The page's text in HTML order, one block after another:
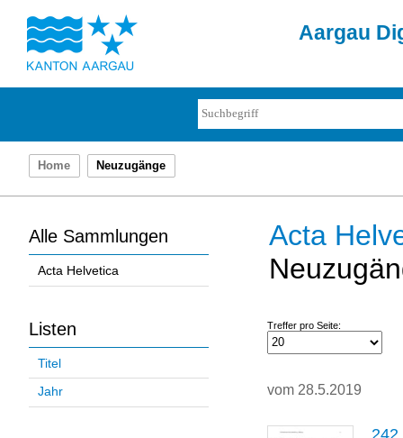
Aargau
Home Neuzugänge
Alle Sammlungen
Acta Helvetica
Listen
Titel
Jahr
Acta
Treffer pro Seite:
vom 28.5.2019